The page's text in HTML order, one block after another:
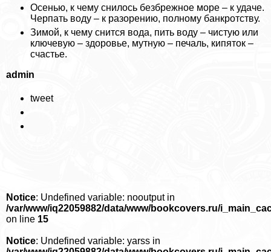
Осенью, к чему снилось безбрежное море – к удаче.
Черпать воду – к разорению, полному банкротству.
Зимой, к чему снится вода, пить воду – чистую или
ключевую – здоровье, мутную – печаль, кипяток –
счастье.
admin
tweet
Notice: Undefined variable: nooutput in
/var/www/iq22059882/data/www/bookcovers.ru/
on line 15
Notice: Undefined variable: yarss in